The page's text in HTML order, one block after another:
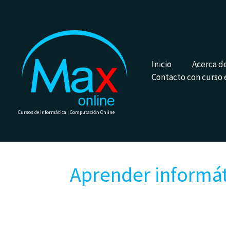
Cursos de Informática | Computación Online
Inicio Acerca
Contacto con curso
Aprender